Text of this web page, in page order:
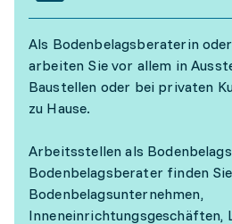
Als Bodenbelagsberaterin
arbeiten Sie vor allem in
Baustellen oder bei privaten
zu Hause.
Arbeitsstellen als
Bodenbelagsberater finden
Bodenbelagsunternehmen,
Inneneinrichtungsgeschäften,